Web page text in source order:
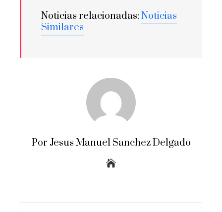
Noticias relacionadas: Noticias
Similares
Por Jesus Manuel Sanchez Delgado